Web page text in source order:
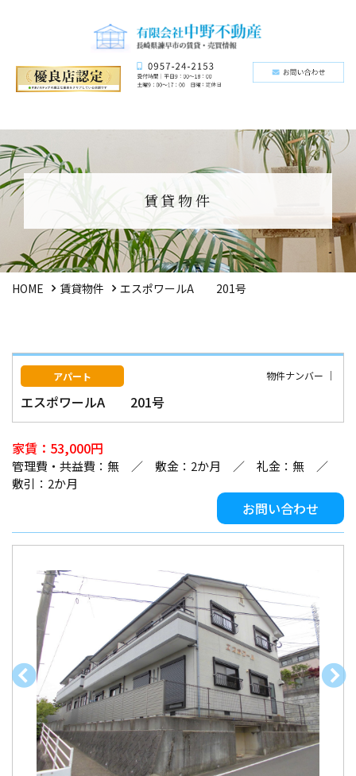
賃貸物件
HOME 賃貸物件 エスポワールA 201号
アパート
エスポワールA 201号
物件ナンバー ｜
家賃：53,000円
管理費・共益費：無 ／ 敷金：2か月 ／ 礼金：無 ／
敷引：2か月
お問い合わせ